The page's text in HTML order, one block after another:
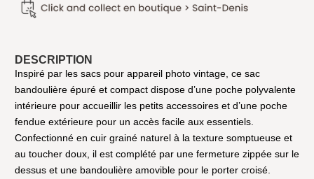
DESCRIPTION
Inspiré par les sacs pour appareil photo vintage, ce sac
bandoulière épuré et compact dispose d’une poche polyvalente
intérieure pour accueillir les petits accessoires et d’une poche
fendue extérieure pour un accès facile aux essentiels.
Confectionné en cuir grainé naturel à la texture somptueuse et
au toucher doux, il est complété par une fermeture zippée sur le
dessus et une bandoulière amovible pour le porter croisé.